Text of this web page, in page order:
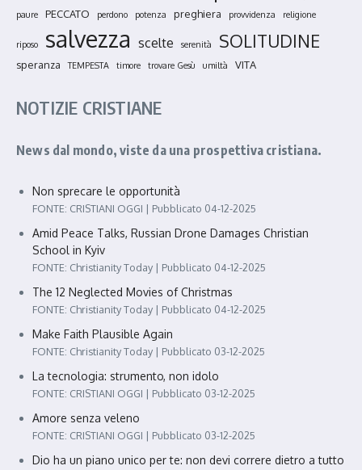
paure
PECCATO perdono potenza preghiera provvidenza religione
riposo salvezza scelte serenità SOLITUDINE
speranza TEMPESTA timore trovare Gesù umiltà VITA
NOTIZIE CRISTIANE
News dal mondo, viste da una prospettiva cristiana.
Non sprecare le opportunità
FONTE: CRISTIANI OGGI Pubblicato 04-12-2025
Amid Peace Talks, Russian Drone Damages Christian
School in Kyiv
FONTE: Christianity Today Pubblicato 04-12-2025
The 12 Neglected Movies of Christmas
FONTE: Christianity Today Pubblicato 04-12-2025
Make Faith Plausible Again
FONTE: Christianity Today Pubblicato 03-12-2025
La tecnologia: strumento, non idolo
FONTE: CRISTIANI OGGI Pubblicato 03-12-2025
Amore senza veleno
FONTE: CRISTIANI OGGI Pubblicato 03-12-2025
Dio ha un piano unico per te: non devi correre dietro a tutto